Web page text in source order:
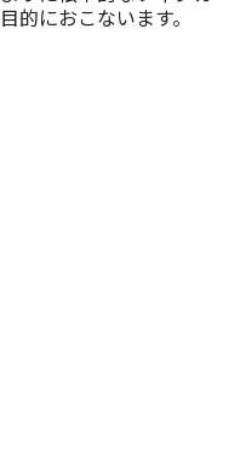
的におこないます。